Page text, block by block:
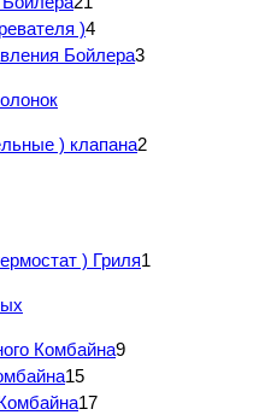
)4
Бойлера3
) клапана2
) Гриля1
Комбайна9
15
17